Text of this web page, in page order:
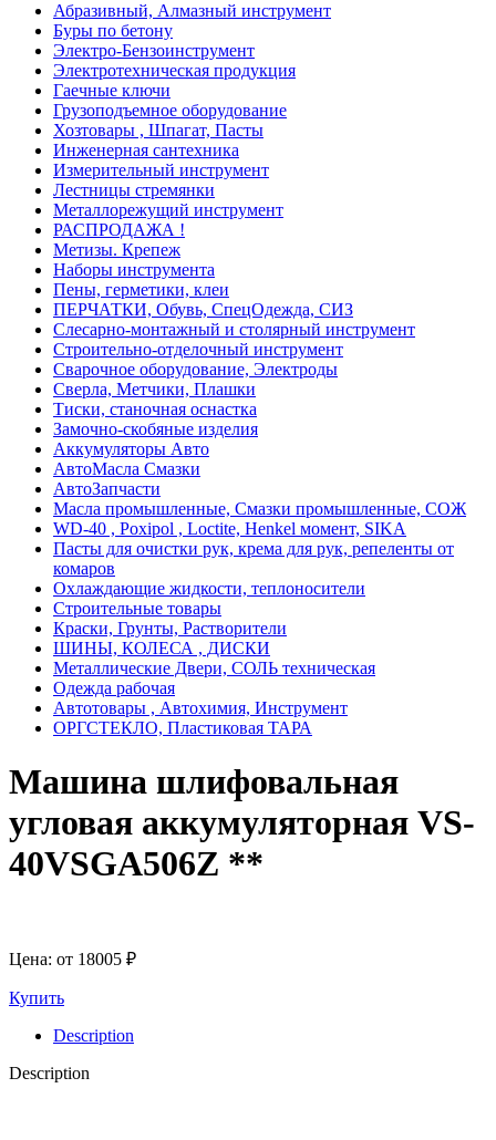
Абразивный, Алмазный инструмент
Буры по бетону
Электро-Бензоинструмент
Электротехническая продукция
Гаечные ключи
Грузоподъемное оборудование
Хозтовары , Шпагат, Пасты
Инженерная сантехника
Измерительный инструмент
Лестницы стремянки
Металлорежущий инструмент
РАСПРОДАЖА !
Метизы. Крепеж
Наборы инструмента
Пены, герметики, клеи
ПЕРЧАТКИ, Обувь, СпецОдежда, СИЗ
Слесарно-монтажный и столярный инструмент
Строительно-отделочный инструмент
Сварочное оборудование, Электроды
Сверла, Метчики, Плашки
Тиски, станочная оснастка
Замочно-скобяные изделия
Аккумуляторы Авто
АвтоМасла Смазки
АвтоЗапчасти
Масла промышленные, Смазки промышленные, СОЖ
WD-40 , Poxipol , Loctite, Henkel момент, SIKA
Пасты для очистки рук, крема для рук, репеленты от
комаров
Охлаждающие жидкости, теплоносители
Строительные товары
Краски, Грунты, Растворители
ШИНЫ, КОЛЕСА , ДИСКИ
Металлические Двери, СОЛЬ техническая
Одежда рабочая
Автотовары , Автохимия, Инструмент
ОРГСТЕКЛО, Пластиковая ТАРА
Машина шлифовальная
угловая аккумуляторная VS-
40VSGA506Z **
Цена: от 18005 ₽
Купить
Description
Description